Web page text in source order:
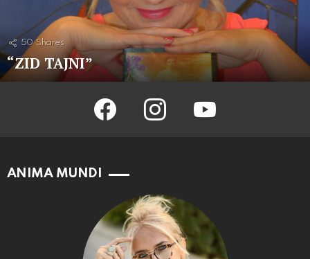
50 Shares
“ZID TAJNI”
facebook instagram youtube
ANIMA MUNDI